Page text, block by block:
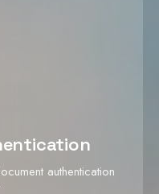
authentication